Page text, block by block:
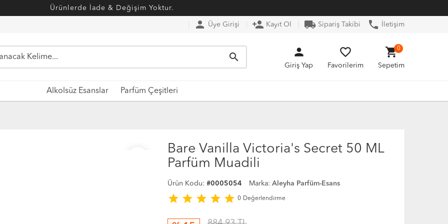
Ürünlerde İade & Değişim Yoktur.
person Üye Girişi person_add Kayıt Ol local_shipping Sipariş Takibi phone İletişim
search person
Giriş Yap
favorite_border
Favorilerim
shopping_cart
Sepetim
0
Alkolsüz Esanslar Parfüm Çeşitleri
Bare Vanilla Victoria's Secret 50 ML
Parfüm Muadili
Ürün Kodu: #0005054 Marka: Aleyha Parfüm-Esans
star star star star star 0 Değerlendirme